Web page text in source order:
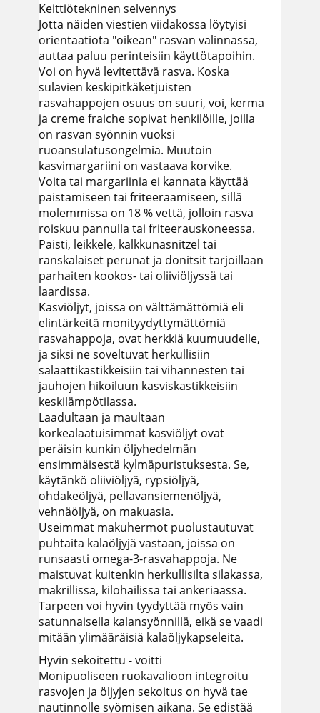
Keittiötekninen selvennys
Jotta näiden viestien viidakossa löytyisi
orientaatiota "oikean" rasvan valinnassa,
auttaa paluu perinteisiin käyttötapoihin.
Voi on hyvä levitettävä rasva. Koska
sulavien keskipitkäketjuisten
rasvahappojen osuus on suuri, voi, kerma
ja creme fraiche sopivat henkilöille, joilla
on rasvan syönnin vuoksi
ruoansulatusongelmia. Muutoin
kasvimargariini on vastaava korvike.
Voita tai margariinia ei kannata käyttää
paistamiseen tai friteeraamiseen, sillä
molemmissa on 18 % vettä, jolloin rasva
roiskuu pannulla tai friteerauskoneessa.
Paisti, leikkele, kalkkunasnitzel tai
ranskalaiset perunat ja donitsit tarjoillaan
parhaiten kookos- tai oliiviöljyssä tai
laardissa.
Kasviöljyt, joissa on välttämättömiä eli
elintärkeitä monityydyttymättömiä
rasvahappoja, ovat herkkiä kuumuudelle,
ja siksi ne soveltuvat herkullisiin
salaattikastikkeisiin tai vihannesten tai
jauhojen hikoiluun kasviskastikkeisiin
keskilämpötilassa.
Laadultaan ja maultaan
korkealaatuisimmat kasviöljyt ovat
peräisin kunkin öljyhedelmän
ensimmäisestä kylmäpuristuksesta. Se,
käytänkö oliiviöljyä, rypsiöljyä,
ohdakeöljyä, pellavansiemenöljyä,
vehnäöljyä, on makuasia.
Useimmat makuhermot puolustautuvat
puhtaita kalaöljyjä vastaan, joissa on
runsaasti omega-3-rasvahappoja. Ne
maistuvat kuitenkin herkullisilta silakassa,
makrillissa, kilohailissa tai ankeriaassa.
Tarpeen voi hyvin tyydyttää myös vain
satunnaisella kalansyönnillä, eikä se vaadi
mitään ylimääräisiä kalaöljykapseleita.
Hyvin sekoitettu - voitti
Monipuoliseen ruokavalioon integroitu
rasvojen ja öljyjen sekoitus on hyvä tae
nautinnolle syömisen aikana. Se edistää